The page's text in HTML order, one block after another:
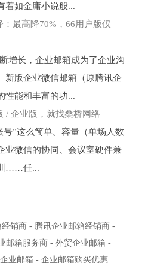
着如金庸小说般...
最高降70%，66用户版仅
增长，企业邮箱成为了企业沟
新版企业微信邮箱（原腾讯企
性能和丰富的功...
/ 企业版，就找桑桥网络
”这么简单。容量（单场人数
业微信的协同、会议室硬件兼
……任...
销商 - 腾讯企业邮箱经销商 -
邮箱服务商- 外贸企业邮箱 -
业邮箱 - 企业邮箱购买优惠